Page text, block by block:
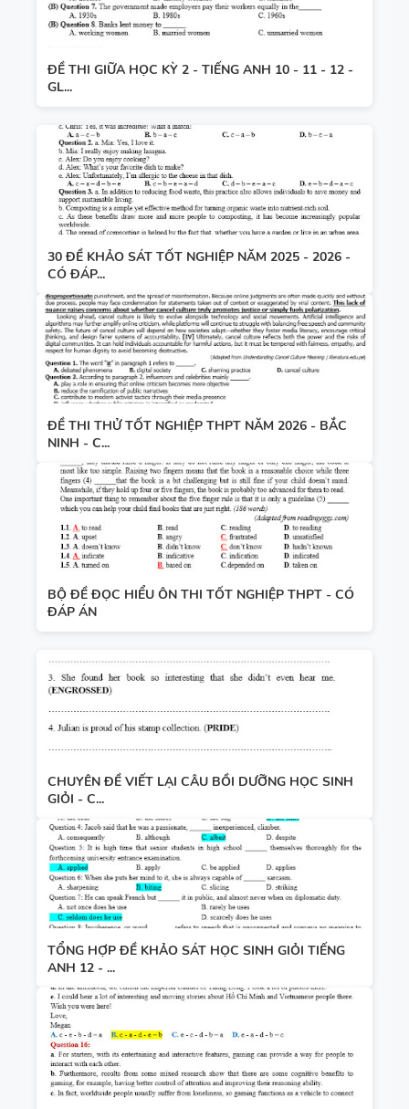
ĐỀ THI GIỮA HỌC KỲ 2 - TIẾNG ANH 10 - 11 - 12 -
GL...
30 ĐỀ KHẢO SÁT TỐT NGHIỆP NĂM 2025 - 2026 -
CÓ ĐÁP...
ĐỀ THI THỬ TỐT NGHIỆP THPT NĂM 2026 - BẮC
NINH - C...
BỘ ĐỀ ĐỌC HIỂU ÔN THI TỐT NGHIỆP THPT - CÓ
ĐÁP ÁN
CHUYÊN ĐỀ VIẾT LẠI CÂU BỒI DƯỠNG HỌC SINH
GIỎI - C...
TỔNG HỢP ĐỀ KHẢO SÁT HỌC SINH GIỎI TIẾNG
ANH 12 - ...